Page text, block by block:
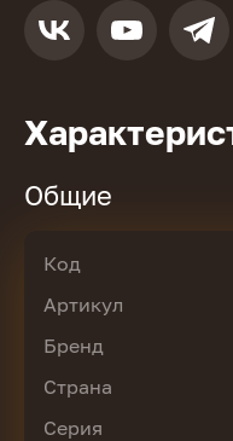
Общие
Код
Артикул
Бренд
Страна
Серия